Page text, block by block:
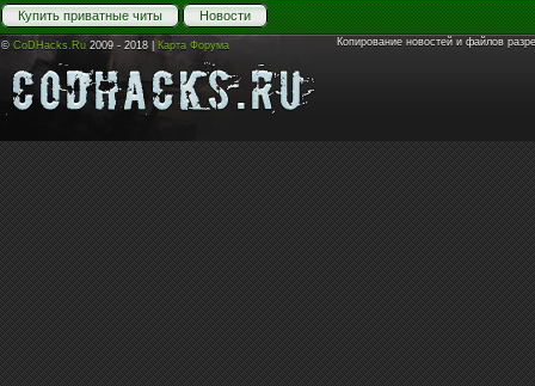
Купить приватные читы Новости
© CoDHacks.Ru 2009 - 2018 | Карта Форума Копирование новостей и файлов